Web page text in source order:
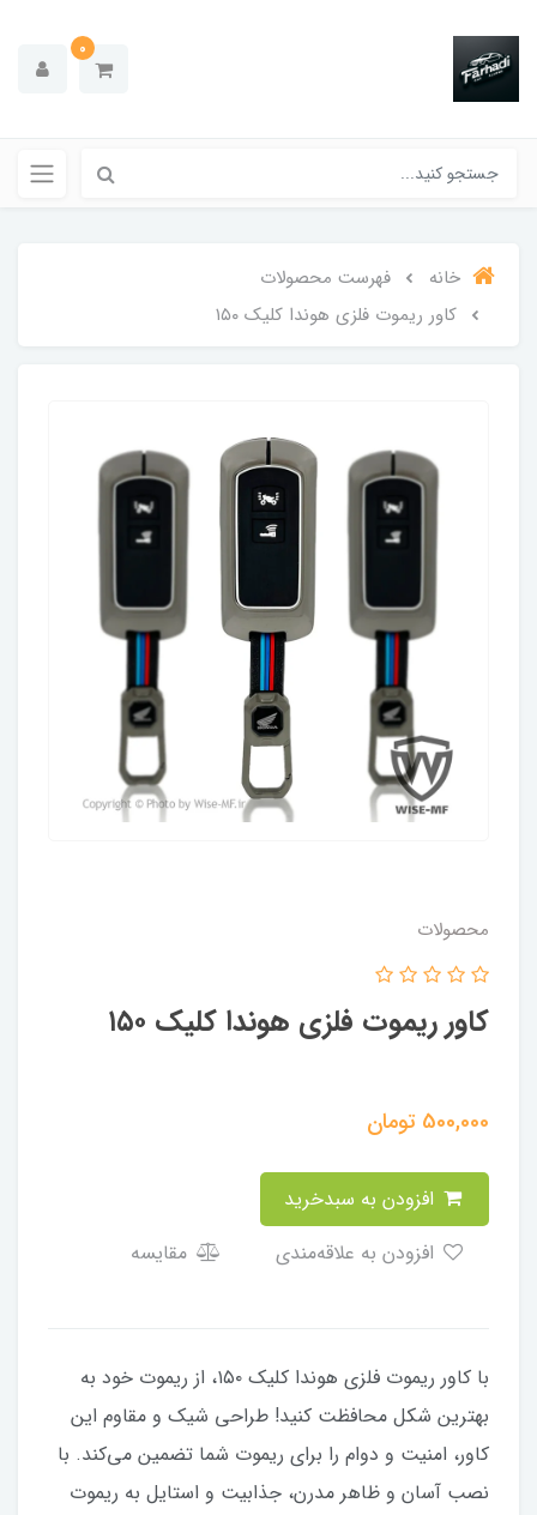
0
خانه
فهرست محصولات
کاور ریموت فلزی هوندا کلیک ۱۵۰
محصولات
کاور ریموت فلزی هوندا کلیک ۱۵۰
500,000 تومان
مقایسه
با کاور ریموت فلزی هوندا کلیک ۱۵۰، از ریموت خود به
بهترین شکل محافظت کنید! طراحی شیک و مقاوم این
کاور، امنیت و دوام را برای ریموت شما تضمین می‌کند. با
نصب آسان و ظاهر مدرن، جذابیت و استایل به ریموت